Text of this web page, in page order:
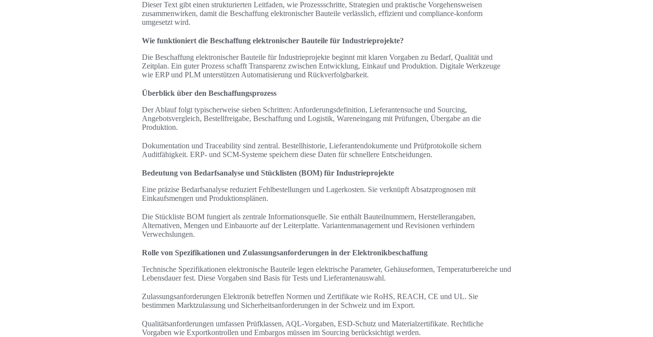
Dieser Text gibt einen strukturierten Leitfaden, wie Prozessschritte, Strategien und praktische Vorgehensweisen
zusammenwirken, damit die Beschaffung elektronischer Bauteile verlässlich, effizient und compliance-konform
umgesetzt wird.
Wie funktioniert die Beschaffung elektronischer Bauteile für Industrieprojekte?
Die Beschaffung elektronischer Bauteile für Industrieprojekte beginnt mit klaren Vorgaben zu Bedarf, Qualität und
Zeitplan. Ein guter Prozess schafft Transparenz zwischen Entwicklung, Einkauf und Produktion. Digitale Werkzeuge
wie ERP und PLM unterstützen Automatisierung und Rückverfolgbarkeit.
Überblick über den Beschaffungsprozess
Der Ablauf folgt typischerweise sieben Schritten: Anforderungsdefinition, Lieferantensuche und Sourcing,
Angebotsvergleich, Bestellfreigabe, Beschaffung und Logistik, Wareneingang mit Prüfungen, Übergabe an die
Produktion.
Dokumentation und Traceability sind zentral. Bestellhistorie, Lieferantendokumente und Prüfprotokolle sichern
Auditfähigkeit. ERP- und SCM-Systeme speichern diese Daten für schnellere Entscheidungen.
Bedeutung von Bedarfsanalyse und Stücklisten (BOM) für Industrieprojekte
Eine präzise Bedarfsanalyse reduziert Fehlbestellungen und Lagerkosten. Sie verknüpft Absatzprognosen mit
Einkaufsmengen und Produktionsplänen.
Die Stückliste BOM fungiert als zentrale Informationsquelle. Sie enthält Bauteilnummern, Herstellerangaben,
Alternativen, Mengen und Einbauorte auf der Leiterplatte. Variantenmanagement und Revisionen verhindern
Verwechslungen.
Rolle von Spezifikationen und Zulassungsanforderungen in der Elektronikbeschaffung
Technische Spezifikationen elektronische Bauteile legen elektrische Parameter, Gehäuseformen, Temperaturbereiche und
Lebensdauer fest. Diese Vorgaben sind Basis für Tests und Lieferantenauswahl.
Zulassungsanforderungen Elektronik betreffen Normen und Zertifikate wie RoHS, REACH, CE und UL. Sie
bestimmen Marktzulassung und Sicherheitsanforderungen in der Schweiz und im Export.
Qualitätsanforderungen umfassen Prüfklassen, AQL-Vorgaben, ESD-Schutz und Materialzertifikate. Rechtliche
Vorgaben wie Exportkontrollen und Embargos müssen im Sourcing berücksichtigt werden.